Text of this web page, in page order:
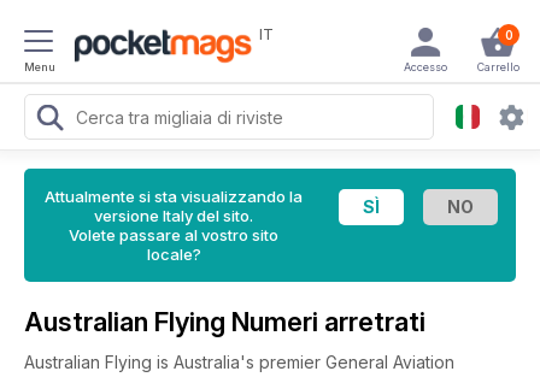
Menu
IT 0
Carrello
Accesso
Attualmente si sta visualizzando la
versione Italy del sito.
Volete passare al vostro sito
locale?
Australian Flying Numeri arretrati
Australian Flying is Australia's premier General Aviation